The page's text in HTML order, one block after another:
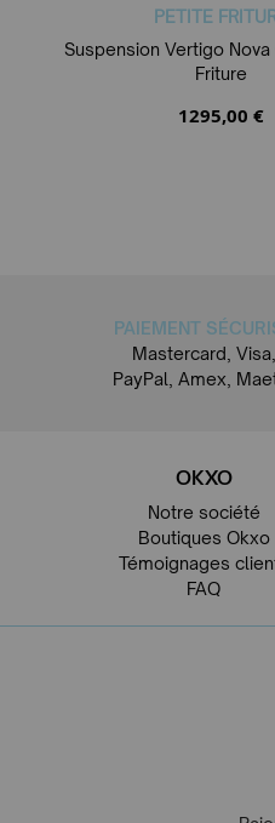
PETITE
Suspension Vertigo Nova
Friture
1295,00 €
PAIEMENT
Mastercard, Visa,
PayPal, Amex,
OKXO
Notre société
Boutiques Okxo
Témoignages
FAQ